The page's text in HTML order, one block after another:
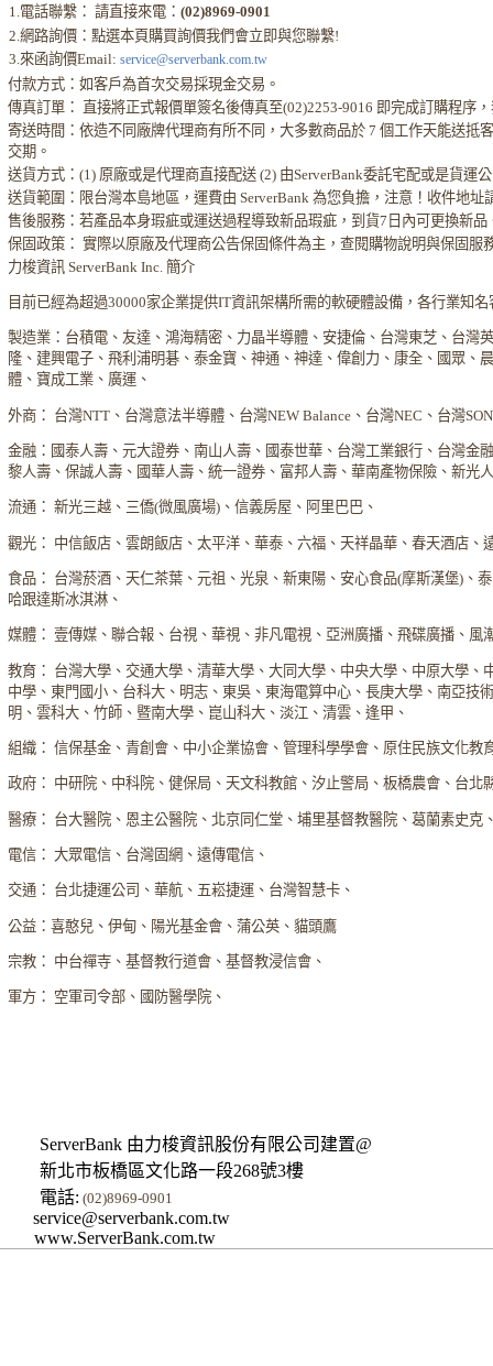
1.電話聯繫： 請直接來電：(02)8969-0901
2.網路詢價：點選本頁購買詢價我們會立即與您聯繫!
3.來函詢價Email: service@serverbank.com.tw
付款方式：如客戶為首次交易採現金交易。
傳真訂單： 直接將正式報價單簽名後傳真至(02)2253-9016 即完成訂購程序
寄送時間：依造不同廠牌代理商有所不同，大多數商品於 7 個工作天能送抵
交期。
送貨方式：(1) 原廠或是代理商直接配送 (2) 由ServerBank委託宅配或是貨運
送貨範圍：限台灣本島地區，運費由 ServerBank 為您負擔，注意！收件地址
售後服務：若產品本身瑕疵或運送過程導致新品瑕疵，到貨7日內可更換新品
保固政策： 實際以原廠及代理商公告保固條件為主，查閱購物說明與保固服
力梭資訊 ServerBank Inc. 簡介
目前已經為超過30000家企業提供IT資訊架構所需的軟硬體設備，各行業知名
製造業：台積電、友達、鴻海精密、力晶半導體、安捷倫、台灣東芝、台灣
隆、建興電子、飛利浦明碁、泰金寶、神通、神達、偉創力、康全、國眾、
體、寶成工業、廣運、
外商： 台灣NTT、台灣意法半導體、台灣NEW Balance、台灣NEC、台灣
金融：國泰人壽、元大證券、南山人壽、國泰世華、台灣工業銀行、台灣金
黎人壽、保誠人壽、國華人壽、統一證券、富邦人壽、華南產物保險、新光
流通： 新光三越、三僑(微風廣場)、信義房屋、阿里巴巴、
觀光： 中信飯店、雲朗飯店、太平洋、華泰、六福、天祥晶華、春天酒店、
食品： 台灣菸酒、天仁茶葉、元祖、光泉、新東陽、安心食品(摩斯漢堡)、
哈跟達斯冰淇淋、
媒體： 壹傳媒、聯合報、台視、華視、非凡電視、亞洲廣播、飛碟廣播、風
教育： 台灣大學、交通大學、清華大學、大同大學、中央大學、中原大學
中學、東門國小、台科大、明志、東吳、東海電算中心、長庚大學、南亞技
明、雲科大、竹師、暨南大學、崑山科大、淡江、清雲、逢甲、
組織： 信保基金、青創會、中小企業協會、管理科學學會、原住民族文化教
政府： 中研院、中科院、健保局、天文科教館、汐止警局、板橋農會、台北
醫療： 台大醫院、恩主公醫院、北京同仁堂、埔里基督教醫院、葛蘭素史克
電信： 大眾電信、台灣固網、遠傳電信、
交通： 台北捷運公司、華航、五崧捷運、台灣智慧卡、
公益：喜憨兒、伊甸、陽光基金會、蒲公英、貓頭鷹
宗教： 中台禪寺、基督教行道會、基督教浸信會、
軍方： 空軍司令部、國防醫學院、
ServerBank 由力梭資訊股份有限公司建置@
新北市板橋區文化路一段268號3樓
電話: (02)8969-0901
service@serverbank.com.tw
www.ServerBank.com.tw